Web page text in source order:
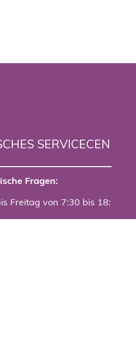
SERVICECEN
Fragen:
Freitag von 7:30 bis 18: